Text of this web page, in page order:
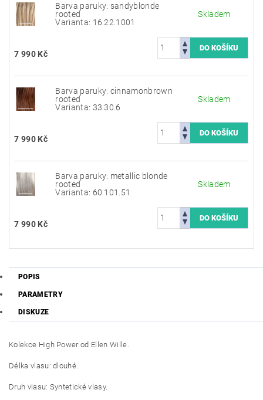
Barva paruky: sandyblonde
rooted
Varianta: 16.22.1001
Skladem
7 990 Kč
Barva paruky: cinnamonbrown
rooted
Varianta: 33.30.6
Skladem
7 990 Kč
Barva paruky: metallic blonde
rooted
Varianta: 60.101.51
Skladem
7 990 Kč
POPIS
PARAMETRY
DISKUZE
Kolekce High Power od Ellen Wille.
Délka vlasu: dlouhé.
Druh vlasu: Syntetické vlasy.